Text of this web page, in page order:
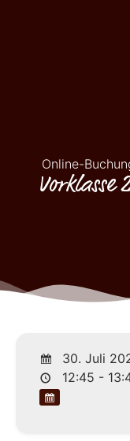
Online-
Vorklasse
30. Juli
12:45 -